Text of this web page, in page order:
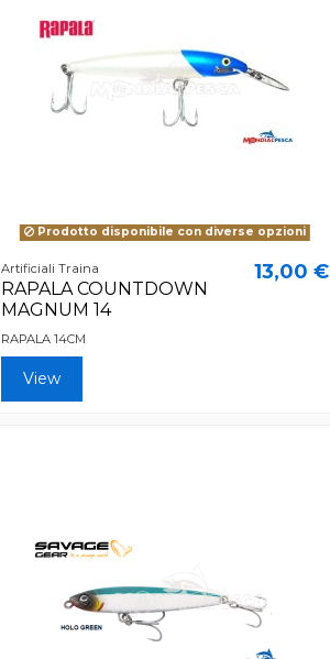
Prodotto disponibile con diverse opzioni
Artificiali Traina
RAPALA COUNTDOWN
MAGNUM 14
13,00 €
RAPALA 14CM
View